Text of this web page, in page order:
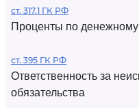
ст. 317.1 ГК РФ
Проценты по денежному
ст. 395 ГК РФ
Ответственность за
обязательства